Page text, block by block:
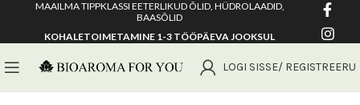
MAAILMA TIPPKLASSI EETERLIKUD ÕLID, HÜDROLAADID,
BAASÕLID
KOHALETOIMETAMINE 1-3 TÖÖPÄEVA JOOKSUL
LOGI SISSE/ REGISTREERU